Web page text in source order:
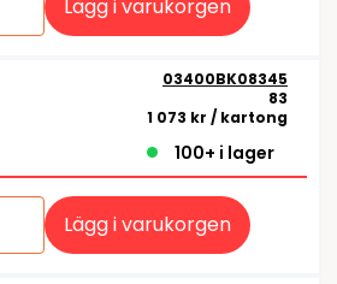
Lägg i varukorgen
03400BK08345
83
1 073 kr / kartong
100+ i lager
Lägg i varukorgen